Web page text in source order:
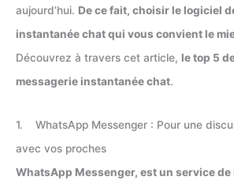
aujourd’hui. De ce fait, choisir le logiciel
instantanée chat qui vous convient le
Découvrez à travers cet article, le top 5
messagerie instantanée chat.
1. WhatsApp Messenger : Pour une
avec vos proches
WhatsApp Messenger, est un service de